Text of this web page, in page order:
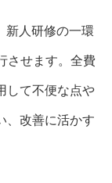
新人研修の一環
させます。全費
して不便な点や
、改善に活かす